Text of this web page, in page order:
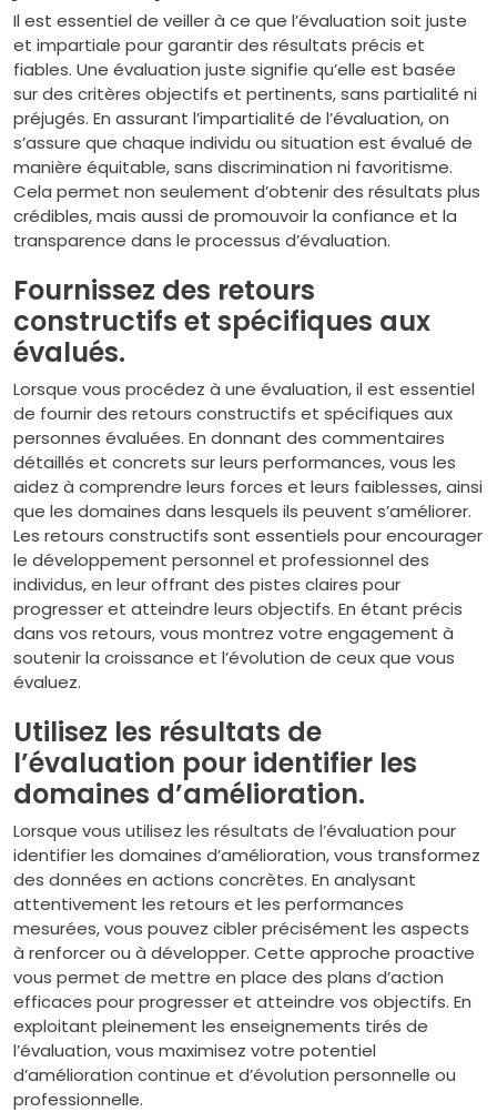
Il est essentiel de veiller à ce que l’évaluation soit juste
et impartiale pour garantir des résultats précis et
fiables. Une évaluation juste signifie qu’elle est basée
sur des critères objectifs et pertinents, sans partialité ni
préjugés. En assurant l’impartialité de l’évaluation, on
s’assure que chaque individu ou situation est évalué de
manière équitable, sans discrimination ni favoritisme.
Cela permet non seulement d’obtenir des résultats plus
crédibles, mais aussi de promouvoir la confiance et la
transparence dans le processus d’évaluation.
Fournissez des retours
constructifs et spécifiques aux
évalués.
Lorsque vous procédez à une évaluation, il est essentiel
de fournir des retours constructifs et spécifiques aux
personnes évaluées. En donnant des commentaires
détaillés et concrets sur leurs performances, vous les
aidez à comprendre leurs forces et leurs faiblesses, ainsi
que les domaines dans lesquels ils peuvent s’améliorer.
Les retours constructifs sont essentiels pour encourager
le développement personnel et professionnel des
individus, en leur offrant des pistes claires pour
progresser et atteindre leurs objectifs. En étant précis
dans vos retours, vous montrez votre engagement à
soutenir la croissance et l’évolution de ceux que vous
évaluez.
Utilisez les résultats de
l’évaluation pour identifier les
domaines d’amélioration.
Lorsque vous utilisez les résultats de l’évaluation pour
identifier les domaines d’amélioration, vous transformez
des données en actions concrètes. En analysant
attentivement les retours et les performances
mesurées, vous pouvez cibler précisément les aspects
à renforcer ou à développer. Cette approche proactive
vous permet de mettre en place des plans d’action
efficaces pour progresser et atteindre vos objectifs. En
exploitant pleinement les enseignements tirés de
l’évaluation, vous maximisez votre potentiel
d’amélioration continue et d’évolution personnelle ou
professionnelle.